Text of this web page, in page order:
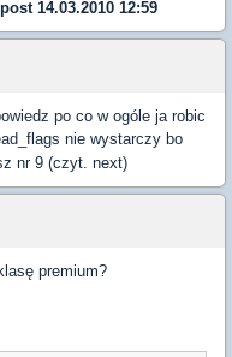
14.03.2010 12:59
po co w ogóle ja robic
nie wystarczy bo
nr 9 (czyt. next)
premium?